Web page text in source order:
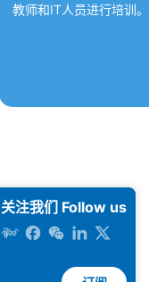
教师和IT人员进行培训。
关注我们 Follow us